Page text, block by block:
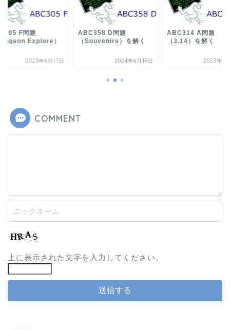
F問題
Explore）
2023年6月17日
ABC358 D問題
（Souvenirs）を解く
2024年6月19日
ABC314 A問題
（3.14）を解く
2023年8
COMMENT
上に表示された文字を入力してください。